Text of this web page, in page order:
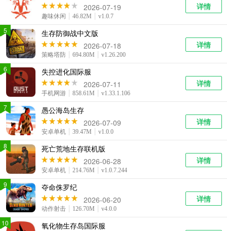
2026-07-19
趣味休闲 46.82M v1.0.7
详情
生存防御战中文版
2026-07-18
策略塔防 694.80M v1.26.200
详情
5
失控进化国际服
2026-07-11
手机网游 858.61M v1.33.1.106
详情
6
愚公海岛生存
2026-07-09
安卓单机 39.47M v1.0.0
详情
7
死亡荒地生存联机版
2026-06-28
安卓单机 214.76M v1.0.7.244
详情
8
夺命侏罗纪
2026-06-20
动作射击 126.70M v4.0.0
详情
9
氧化物生存岛国际服
10